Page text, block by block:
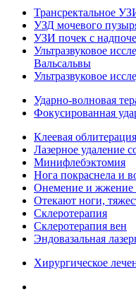
Трансректальное
УЗД мочевого
УЗИ почек с
Ультразвуковое
Вальсальвы
Ультразвуковое
Ударно-волновая
Фокусированная
Клеевая
Лазерное удаление
Минифлебэктомия
Нога покраснела и
Онемение и жжение
Отекают ноги,
Склеротерапия
Склеротерапия вен
Эндовазальная
Хирургическое